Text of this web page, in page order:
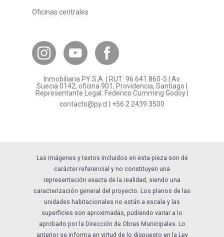
Bases Legales
¿Por qué invertir en PY?
Preguntas frecuentes
Formulario Referidos PY
Términos y Condiciones
Oficinas centrales
Inmobiliaria PY S.A. | RUT: 96.641.860-5 | Av.
Suecia 0142, oficina 901, Providencia, Santiago |
Representante Legal: Federico Cumming Godoy |
contacto@py.cl
+56 2 2439 3500
Las imágenes y textos incluidos en esta pieza son de
carácter referencial y no constituyen una
representación exacta de la realidad, siendo una
caracterización general del proyecto. Los planos de las
unidades habitacionales no están a escala y las
superficies son aproximadas, pudiendo variar a lo
aprobado por la Dirección de Obras Municipales. Lo
anterior se informa en virtud de lo dispuesto en la Ley